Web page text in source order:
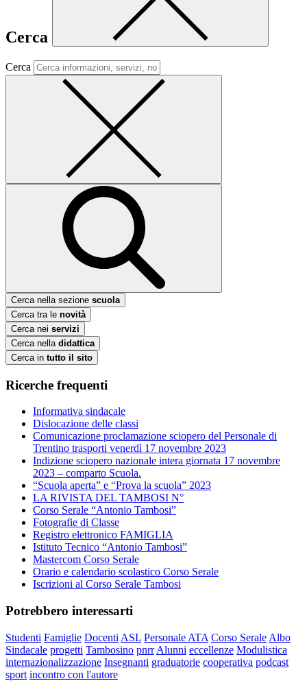
Cerca
Cerca
Cerca nella sezione scuola
Cerca tra le novità
Cerca nei servizi
Cerca nella didattica
Cerca in tutto il sito
Ricerche frequenti
Informativa sindacale
Dislocazione delle classi
Comunicazione proclamazione sciopero del Personale di
Trentino trasporti venerdì 17 novembre 2023
Indizione sciopero nazionale intera giornata 17 novembre
2023 – comparto Scuola.
“Scuola aperta” e “Prova la scuola” 2023
LA RIVISTA DEL TAMBOSI N°
Corso Serale “Antonio Tambosi”
Fotografie di Classe
Registro elettronico FAMIGLIA
Istituto Tecnico “Antonio Tambosi”
Mastercom Corso Serale
Orario e calendario scolastico Corso Serale
Iscrizioni al Corso Serale Tambosi
Potrebbero interessarti
Studenti Famiglie Docenti ASL Personale ATA Corso Serale Albo
Sindacale progetti Tambosino pnrr Alunni eccellenze Modulistica
internazionalizzazione Insegnanti graduatorie cooperativa podcast
sport incontro con l'autore